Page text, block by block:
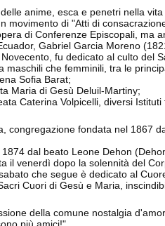
anime, esca e penetri nella
movimento di "Atti di
di Conferenze Episcopali, ma
Gabriel Garcia Moreno
fu dedicato al culto del
che femminili, tra le
Sofia Barat;
Maria di Gesù Deluil-Martiny;
Caterina Volpicelli, diversi Istituti
congregazione fondata nel 1867
dal beato Leone Dehon
il venerdì dopo la solennità del
che segue è dedicato al
Cuori di Gesù e Maria,
della comune nostalgia